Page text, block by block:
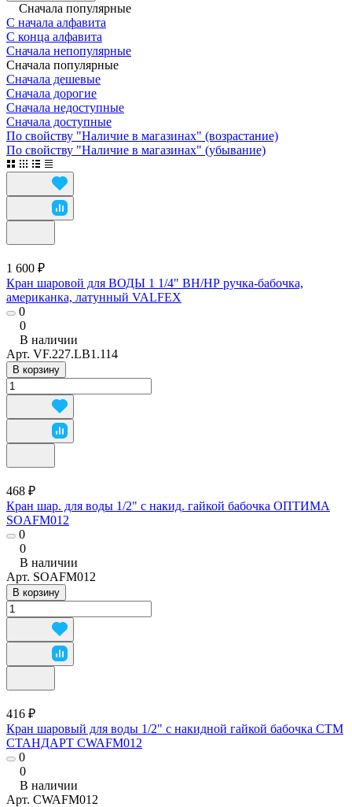
Сначала популярные
С начала алфавита
С конца алфавита
Сначала непопулярные
Сначала популярные
Сначала дешевые
Сначала дорогие
Сначала недоступные
Сначала доступные
По свойству "Наличие в магазинах" (возрастание)
По свойству "Наличие в магазинах" (убывание)
1 600 ₽
Кран шаровой для ВОДЫ 1 1/4" ВН/НР ручка-бабочка,
американка, латунный VALFEX
0
0
В наличии
Арт. VF.227.LB1.114
В корзину
468 ₽
Кран шар. для воды 1/2" с накид. гайкой бабочка ОПТИМА
SOAFM012
0
0
В наличии
Арт. SOAFM012
В корзину
416 ₽
Кран шаровый для воды 1/2" с накидной гайкой бабочка CTM
СТАНДАРТ CWAFM012
0
0
В наличии
Арт. CWAFM012